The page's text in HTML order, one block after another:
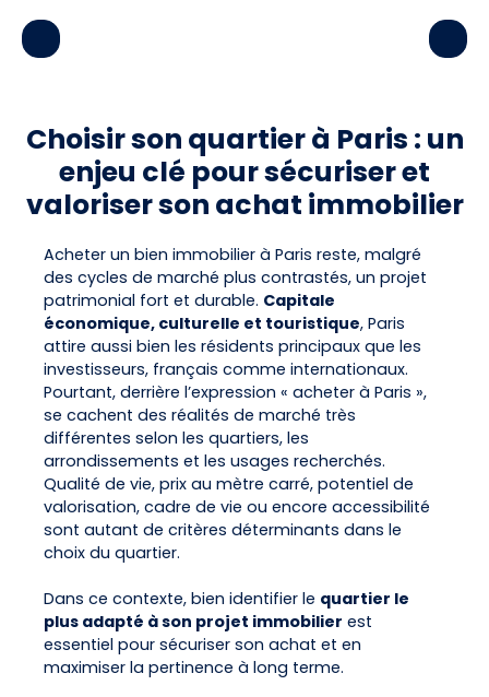
Choisir son quartier à Paris : un
enjeu clé pour sécuriser et
valoriser son achat immobilier
Acheter un bien immobilier à Paris reste, malgré
des cycles de marché plus contrastés, un projet
patrimonial fort et durable. Capitale
économique, culturelle et touristique, Paris
attire aussi bien les résidents principaux que les
investisseurs, français comme internationaux.
Pourtant, derrière l’expression « acheter à Paris »,
se cachent des réalités de marché très
différentes selon les quartiers, les
arrondissements et les usages recherchés.
Qualité de vie, prix au mètre carré, potentiel de
valorisation, cadre de vie ou encore accessibilité
sont autant de critères déterminants dans le
choix du quartier.
Dans ce contexte, bien identifier le quartier le
plus adapté à son projet immobilier est
essentiel pour sécuriser son achat et en
maximiser la pertinence à long terme.